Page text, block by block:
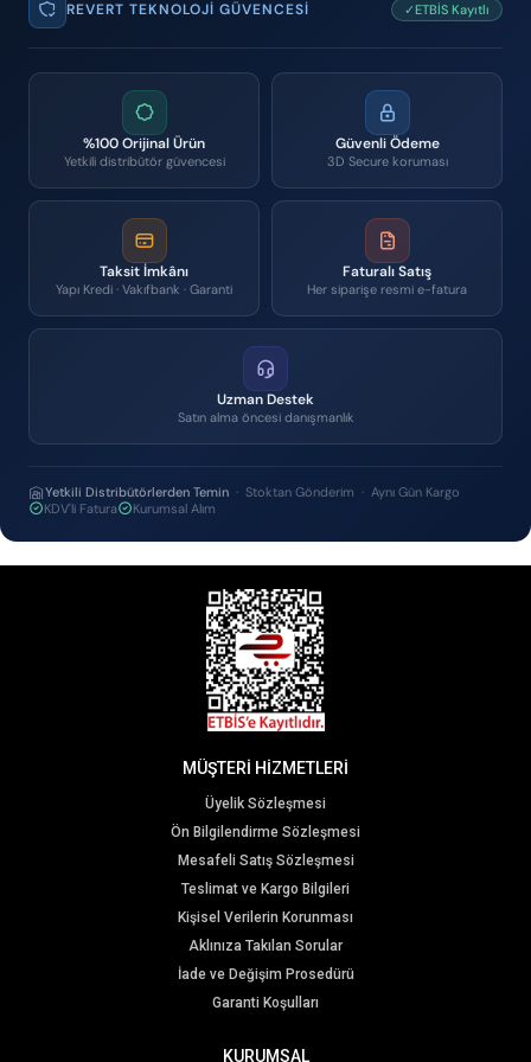
REVERT TEKNOLOJI GÜVENCESI ✓ETBİS Kayıtlı
%100 Orijinal Ürün
Yetkili distribütör güvencesi
Güvenli Ödeme
3D Secure koruması
Taksit İmkânı
Yapı Kredi · Vakıfbank · Garanti
Faturalı Satış
Her siparişe resmi e-fatura
Uzman Destek
Satın alma öncesi danışmanlık
Yetkili Distribütörlerden Temin · Stoktan Gönderim · Aynı Gün Kargo
KDV'li Fatura
Kurumsal Alım
MÜŞTERİ HİZMETLERİ
Üyelik Sözleşmesi
Ön Bilgilendirme Sözleşmesi
Mesafeli Satış Sözleşmesi
Teslimat ve Kargo Bilgileri
Kişisel Verilerin Korunması
Aklınıza Takılan Sorular
İade ve Değişim Prosedürü
Garanti Koşulları
KURUMSAL